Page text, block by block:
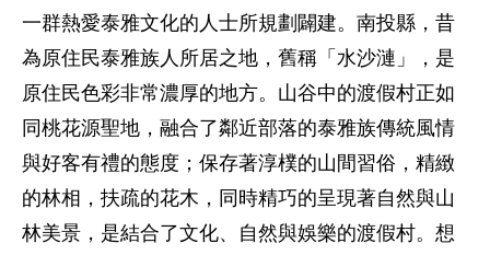
一群熱愛泰雅文化的人士所規劃闢建。南投縣，昔
為原住民泰雅族人所居之地，舊稱「水沙漣」，是
原住民色彩非常濃厚的地方。山谷中的渡假村正如
同桃花源聖地，融合了鄰近部落的泰雅族傳統風情
與好客有禮的態度；保存著淳樸的山間習俗，精緻
的林相，扶疏的花木，同時精巧的呈現著自然與山
林美景，是結合了文化、自然與娛樂的渡假村。想